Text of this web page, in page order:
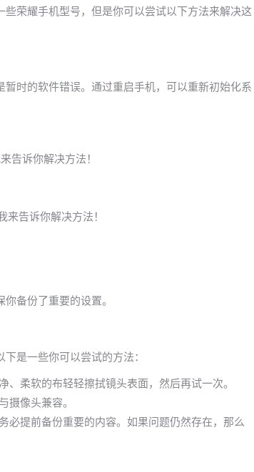
荣耀手机型号，但是你可以尝试以下方法来解决这
时的软件错误。通过重启手机，可以重新初始化系
备份了重要的设置。
是一些你可以尝试的方法：
柔软的布轻轻擦拭镜头表面，然后再试一次。
摄像头兼容。
必提前备份重要的内容。如果问题仍然存在，那么